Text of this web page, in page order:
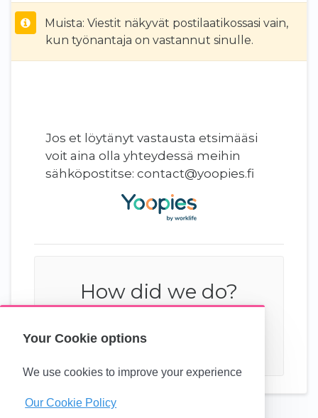
Your Cookie options
We use cookies to improve your experience
Our Cookie Policy
Muista: Viestit näkyvät postilaatikossasi vain,
kun työnantaja on vastannut sinulle.
Jos et löytänyt vastausta etsimääsi
voit aina olla yhteydessä meihin
sähköpostitse: contact@yoopies.fi
How did we do?